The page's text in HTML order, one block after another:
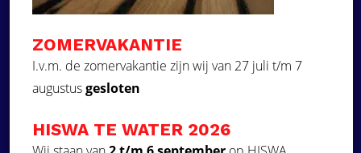
Over ons
Projecten
Aquadeck EVA foam decks
ZOMERVAKANTIE
I.v.m. de zomervakantie zijn wij van 27 juli t/m 7
augustusgesloten
HISWA TE WATER 2026
alle cookies in overeenstemming met ons
STRIKT NOODZAKELIJK
PRESTATIE
FUNCTIONEEL